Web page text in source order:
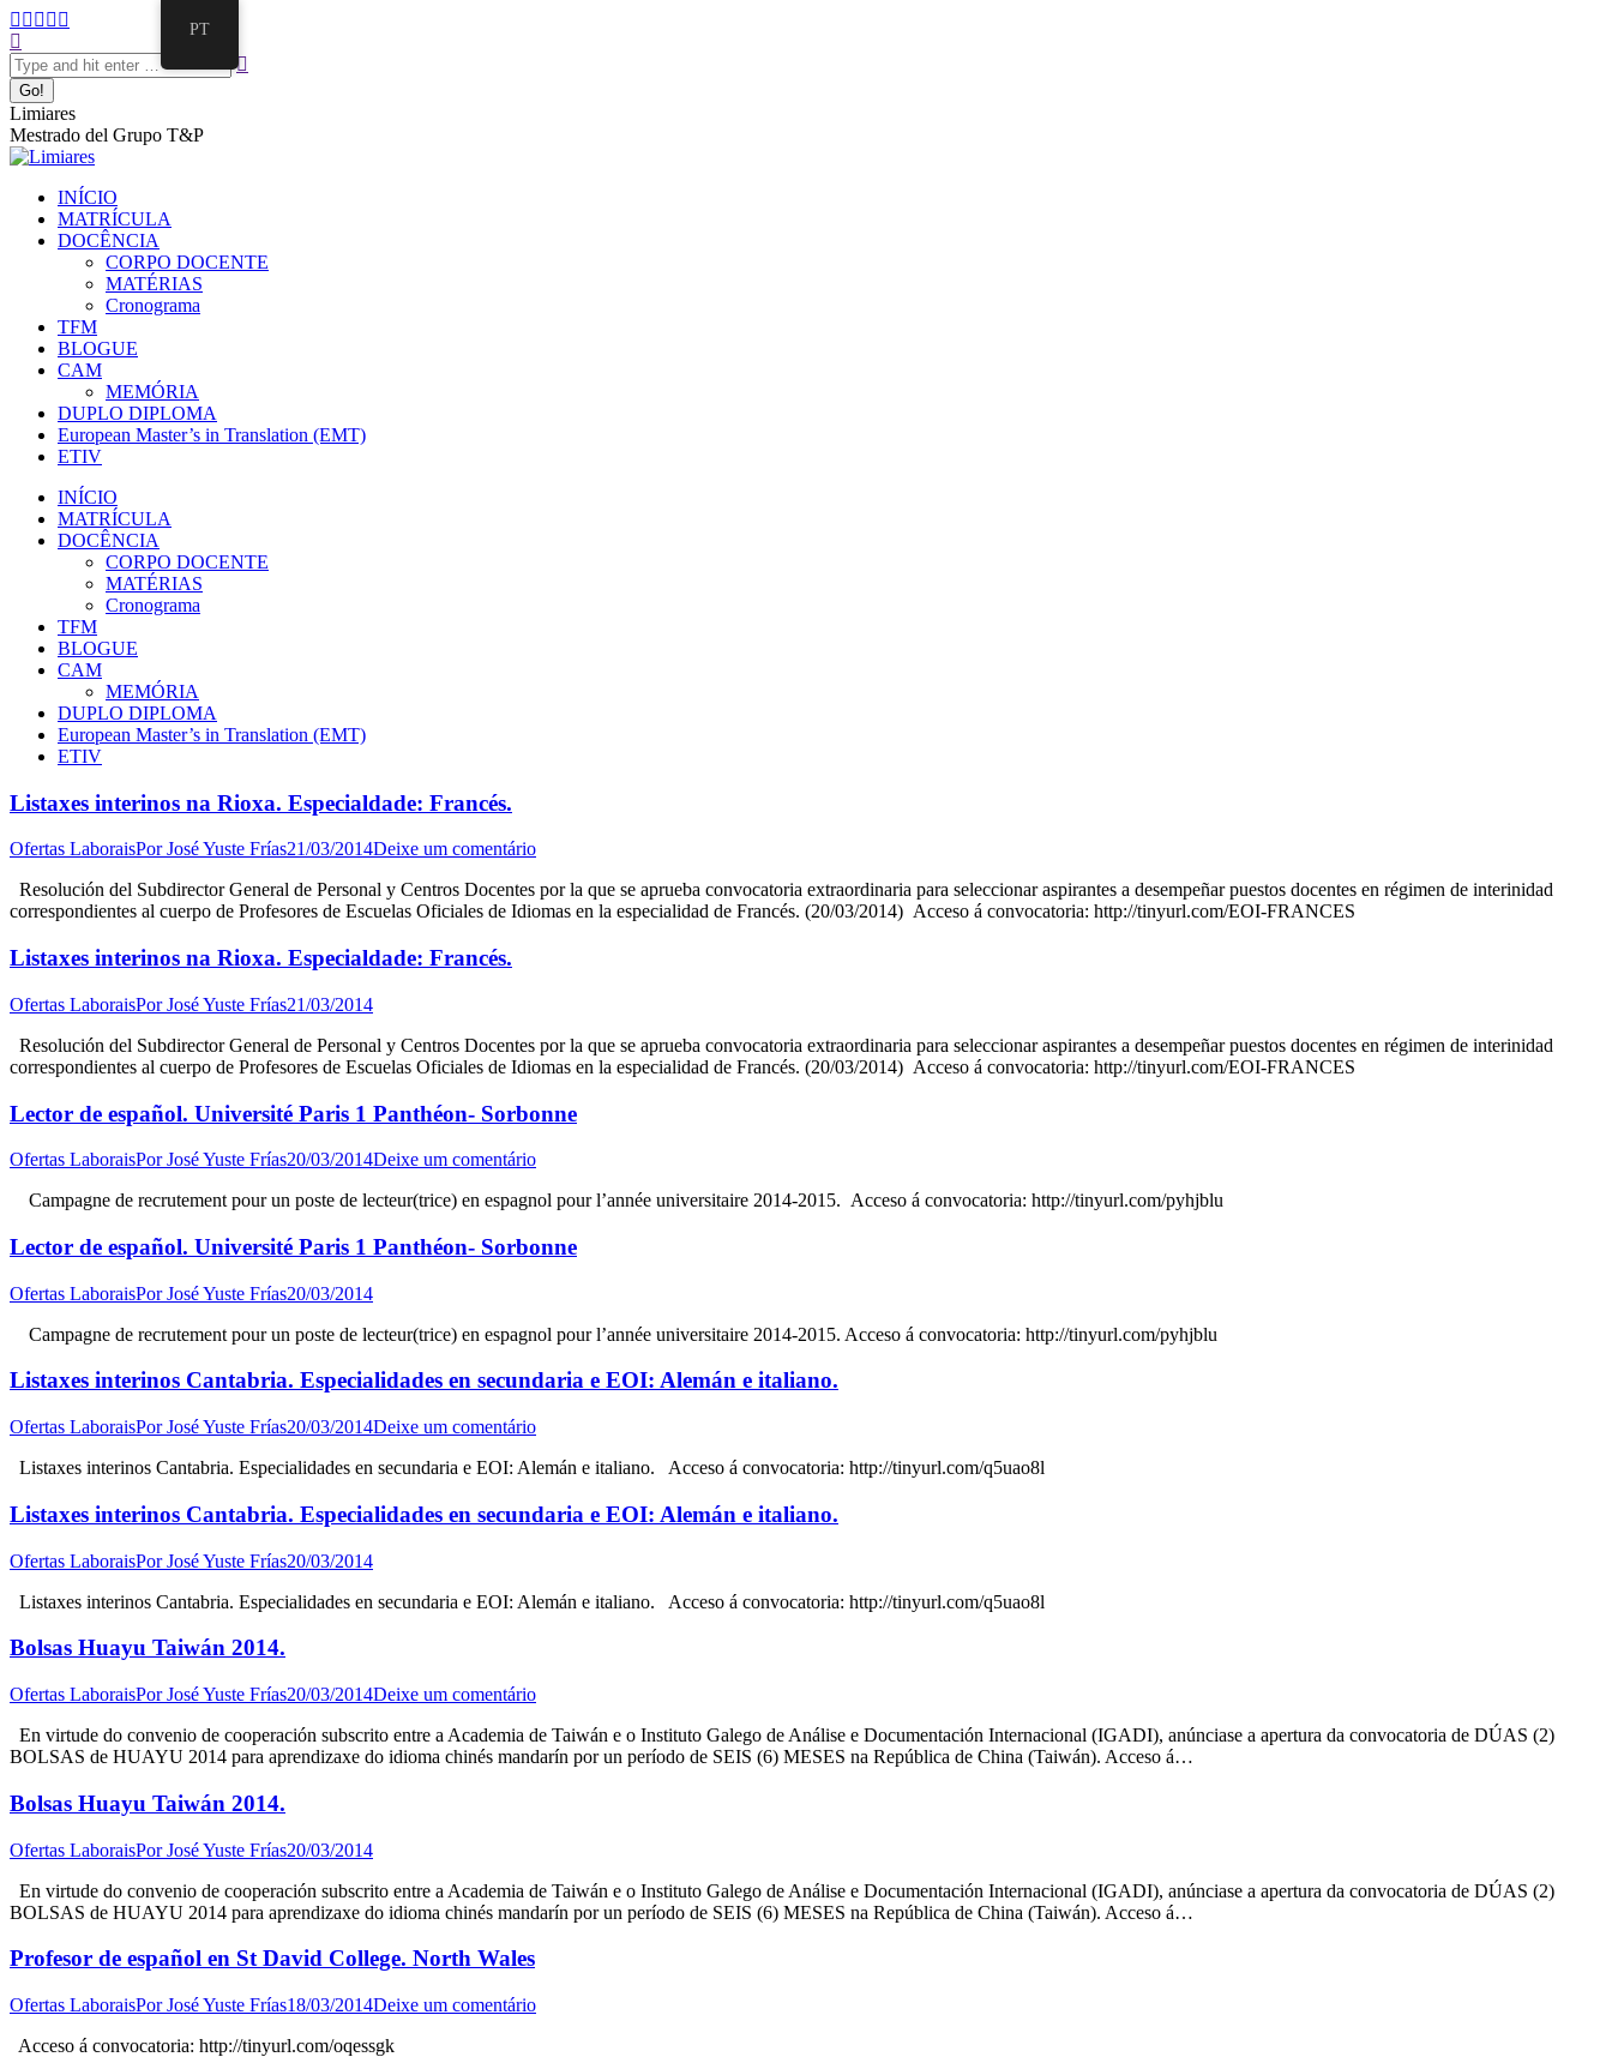
Pular
para
o
conteúdo
Facebook
opens
in
new
window
Twitter
opens
in
new
window
Mail
opens
in
new
window
Instagram
opens
in
window
opens
in
window
Search:
Limiares
Mestrado del Grupo T&P
INÍCIO
MATRÍCULA
DOCÊNCIA
CORPO DOCENTE
MATÉRIAS
Cronograma
TFM
BLOGUE
CAM
MEMÓRIA
DUPLO DIPLOMA
European Master’s in Translation (EMT)
ETIV
INÍCIO
MATRÍCULA
DOCÊNCIA
CORPO DOCENTE
MATÉRIAS
Cronograma
TFM
BLOGUE
CAM
MEMÓRIA
DUPLO DIPLOMA
European Master’s in Translation (EMT)
ETIV
Listaxes interinos na Rioxa. Especialdade: Francés.
Ofertas LaboraisPorJosé Yuste Frías21/03/2014Deixe um comentário
Resolución del Subdirector General de Personal y Centros Docentes por la que se aprueba convocatoria extraordinaria para seleccionar aspirantes a desempeñar puestos docentes en régimen de interinidad
correspondientes al cuerpo de Profesores de Escuelas Oficiales de Idiomas en la especialidad de Francés. (20/03/2014) Acceso á convocatoria: http://tinyurl.com/EOI-FRANCES
Listaxes interinos na Rioxa. Especialdade: Francés.
Ofertas LaboraisPorJosé Yuste Frías21/03/2014
Resolución del Subdirector General de Personal y Centros Docentes por la que se aprueba convocatoria extraordinaria para seleccionar aspirantes a desempeñar puestos docentes en régimen de interinidad
correspondientes al cuerpo de Profesores de Escuelas Oficiales de Idiomas en la especialidad de Francés. (20/03/2014) Acceso á convocatoria: http://tinyurl.com/EOI-FRANCES
Lector de español. Université Paris 1 Panthéon- Sorbonne
Ofertas LaboraisPorJosé Yuste Frías20/03/2014Deixe um comentário
Campagne de recrutement pour un poste de lecteur(trice) en espagnol pour l’année universitaire 2014-2015. Acceso á convocatoria: http://tinyurl.com/pyhjblu
Lector de español. Université Paris 1 Panthéon- Sorbonne
Ofertas LaboraisPorJosé Yuste Frías20/03/2014
Campagne de recrutement pour un poste de lecteur(trice) en espagnol pour l’année universitaire 2014-2015. Acceso á convocatoria: http://tinyurl.com/pyhjblu
Listaxes interinos Cantabria. Especialidades en secundaria e EOI: Alemán e italiano.
Ofertas LaboraisPorJosé Yuste Frías20/03/2014Deixe um comentário
Listaxes interinos Cantabria. Especialidades en secundaria e EOI: Alemán e italiano. Acceso á convocatoria: http://tinyurl.com/q5uao8l
Listaxes interinos Cantabria. Especialidades en secundaria e EOI: Alemán e italiano.
Ofertas LaboraisPorJosé Yuste Frías20/03/2014
Listaxes interinos Cantabria. Especialidades en secundaria e EOI: Alemán e italiano. Acceso á convocatoria: http://tinyurl.com/q5uao8l
Bolsas Huayu Taiwán 2014.
Ofertas LaboraisPorJosé Yuste Frías20/03/2014Deixe um comentário
En virtude do convenio de cooperación subscrito entre a Academia de Taiwán e o Instituto Galego de Análise e Documentación Internacional (IGADI), anúnciase a apertura da convocatoria de DÚAS (2)
BOLSAS de HUAYU 2014 para aprendizaxe do idioma chinés mandarín por un período de SEIS (6) MESES na República de China (Taiwán). Acceso á…
Bolsas Huayu Taiwán 2014.
Ofertas LaboraisPorJosé Yuste Frías20/03/2014
En virtude do convenio de cooperación subscrito entre a Academia de Taiwán e o Instituto Galego de Análise e Documentación Internacional (IGADI), anúnciase a apertura da convocatoria de DÚAS (2)
BOLSAS de HUAYU 2014 para aprendizaxe do idioma chinés mandarín por un período de SEIS (6) MESES na República de China (Taiwán). Acceso á…
Profesor de español en St David College. North Wales
Ofertas LaboraisPorJosé Yuste Frías18/03/2014Deixe um comentário
Acceso á convocatoria: http://tinyurl.com/oqessgk
PT